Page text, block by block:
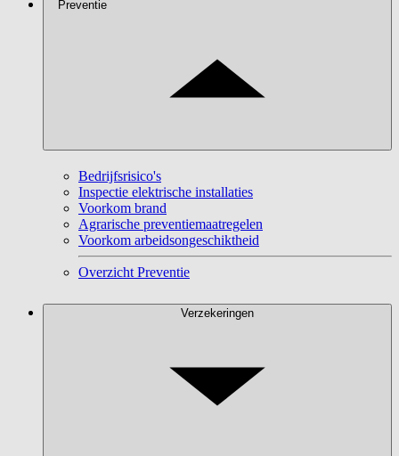
Preventie
Bedrijfsrisico's
Inspectie elektrische installaties
Voorkom brand
Agrarische preventiemaatregelen
Voorkom arbeidsongeschiktheid
Overzicht Preventie
Verzekeringen